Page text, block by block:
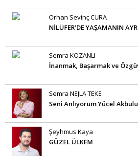
Orhan Sevinç CURA
NİLÜFER’DE YAŞAMANIN
Semra KOZANLI
İnanmak, Başarmak ve
Semra NEJLA TEKE
Seni Anlıyorum Yücel
Şeyhmus Kaya
GÜZEL ÜLKEM